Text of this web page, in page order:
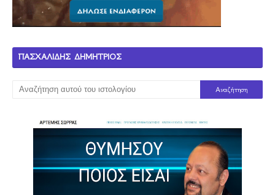
ΠΑΣΧΑΛΙΔΗΣ ΔΗΜΗΤΡΙΟΣ